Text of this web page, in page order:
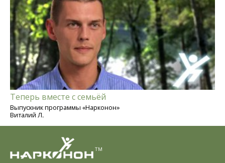
Теперь вместе с семьёй
Выпускник программы «Нарконон»
Виталий Л.
TM